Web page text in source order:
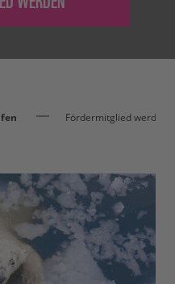
Fördermitglied werden